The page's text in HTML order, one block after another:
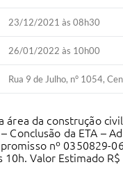
23/12/2021 às 08h30
26/01/2022 às 10h00
Rua 9 de Julho, n° 1054,
área da construção
Conclusão da ETA
nº
10h. Valor Estimado R$